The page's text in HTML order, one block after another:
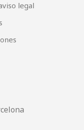
legal